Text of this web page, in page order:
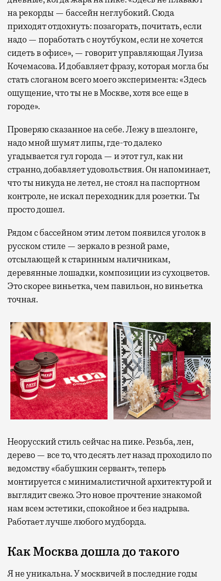
на рекорды — бассейн неглубокий. Сюда
приходят отдохнуть: позагорать, почитать, если
надо — поработать с ноутбуком, если не хочется
сидеть в офисе», — говорит управляющая Луиза
Кочемасова. И добавляет фразу, которая могла бы
стать слоганом всего моего эксперимента: «Здесь
ощущение, что ты не в Москве, хотя все еще в
городе».
Проверяю сказанное на себе. Лежу в шезлонге,
надо мной шумят липы, где-то далеко
угадывается гул города — и этот гул, как ни
странно, добавляет удовольствия. Он напоминает,
что ты никуда не летел, не стоял на паспортном
контроле, не искал переходник для розетки. Ты
просто дошел.
Рядом с бассейном этим летом появился уголок в
русском стиле — зеркало в резной раме,
отсылающей к старинным наличникам,
деревянные лошадки, композиции из сухоцветов.
Это скорее виньетка, чем павильон, но виньетка
точная.
Неорусский стиль сейчас на пике. Резьба, лен,
дерево — все то, что десять лет назад проходило по
ведомству «бабушкин сервант», теперь
монтируется с минималистичной архитектурой и
выглядит свежо. Это новое прочтение знакомой
нам всем эстетики, спокойное и без надрыва.
Работает лучше любого мудборда.
Как Москва дошла до такого
Я не уникальна. У москвичей в последние годы